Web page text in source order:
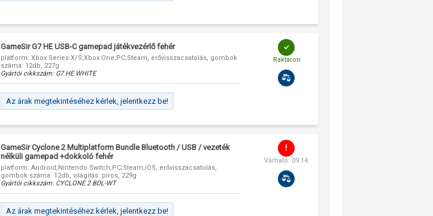
GameSir G7 HE USB-C gamepad játékvezérlő fehér
platform: Xbox Series X/S;Xbox One;PC;Steam, erővisszacsatolás, gombok
száma: 12db, 227g
Gyártói cikkszám: G7 HE WHITE
Az árak megtekintéséhez kérlek, jelentkezz be!
Raktáron
GameSir Cyclone 2 Multiplatform Bundle Bluetooth / USB / vezeték
nélküli gamepad +dokkoló fehér
platform: Android;Nintendo Switch;PC;Steam;iOS, erővisszacsatolás,
gombok száma: 12db, világítás: piros, 229g
Gyártói cikkszám: CYCLONE 2 BDL-WT
Az árak megtekintéséhez kérlek, jelentkezz be!
Várható: 09.14.